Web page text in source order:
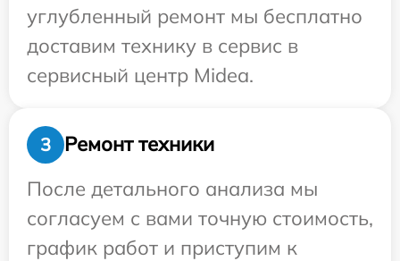
углубленный ремонт мы бесплатно
доставим технику в сервис в
сервисный центр Midea.
3
Ремонт техники
После детального анализа мы
согласуем с вами точную стоимость,
график работ и приступим к